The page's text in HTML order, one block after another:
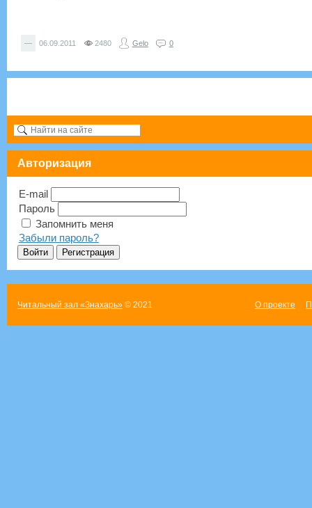
— 06.09.2011 2480 Gelo 0
Авторизация
E-mail
Пароль
Запомнить меня
Забыли пароль?
Читальный зал «Знахарь»© 2021 О проекте